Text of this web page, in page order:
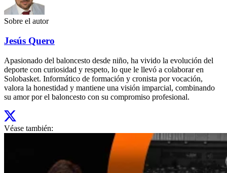
Sobre el autor
Jesús Quero
Apasionado del baloncesto desde niño, ha vivido la evolución del
deporte con curiosidad y respeto, lo que le llevó a colaborar en
Solobasket. Informático de formación y cronista por vocación,
valora la honestidad y mantiene una visión imparcial, combinando
su amor por el baloncesto con su compromiso profesional.
Véase también: